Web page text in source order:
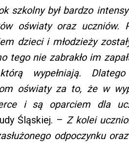
szkolny był bardzo
oświaty oraz uczniów.
dzieci i młodzieży
tego nie zabrakło im
wypełniają.
oświaty za to, że w
i są oparciem dla
Śląskiej. – Z kolei
odpoczynku